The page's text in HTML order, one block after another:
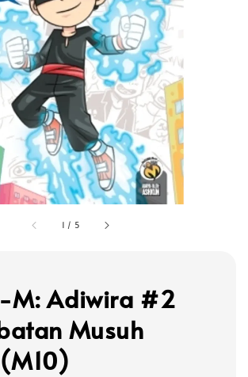
1 / 5
M: Adiwira #2
Musuh